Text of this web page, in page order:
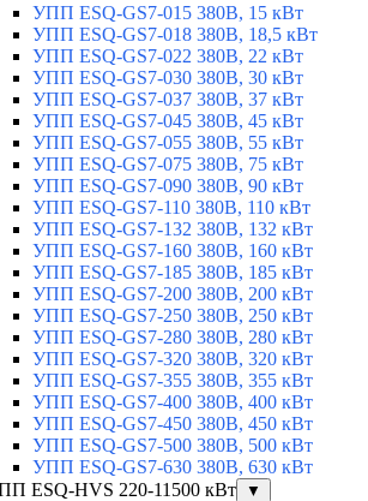
УПП ESQ-GS7-015 380В, 15 кВт
УПП ESQ-GS7-018 380В, 18,5 кВт
УПП ESQ-GS7-022 380В, 22 кВт
УПП ESQ-GS7-030 380В, 30 кВт
УПП ESQ-GS7-037 380В, 37 кВт
УПП ESQ-GS7-045 380В, 45 кВт
УПП ESQ-GS7-055 380В, 55 кВт
УПП ESQ-GS7-075 380В, 75 кВт
УПП ESQ-GS7-090 380В, 90 кВт
УПП ESQ-GS7-110 380В, 110 кВт
УПП ESQ-GS7-132 380В, 132 кВт
УПП ESQ-GS7-160 380В, 160 кВт
УПП ESQ-GS7-185 380В, 185 кВт
УПП ESQ-GS7-200 380В, 200 кВт
УПП ESQ-GS7-250 380В, 250 кВт
УПП ESQ-GS7-280 380В, 280 кВт
УПП ESQ-GS7-320 380В, 320 кВт
УПП ESQ-GS7-355 380В, 355 кВт
УПП ESQ-GS7-400 380В, 400 кВт
УПП ESQ-GS7-450 380В, 450 кВт
УПП ESQ-GS7-500 380В, 500 кВт
УПП ESQ-GS7-630 380В, 630 кВт
ESQ-HVS 220-11500 кВт
▼